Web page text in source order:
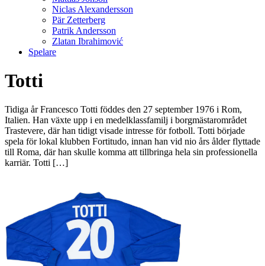
Niclas Alexandersson
Pär Zetterberg
Patrik Andersson
Zlatan Ibrahimović
Spelare
Totti
Tidiga år Francesco Totti föddes den 27 september 1976 i Rom,
Italien. Han växte upp i en medelklassfamilj i borgmästarområdet
Trastevere, där han tidigt visade intresse för fotboll. Totti började
spela för lokal klubben Fortitudo, innan han vid nio års ålder flyttade
till Roma, där han skulle komma att tillbringa hela sin professionella
karriär. Totti […]